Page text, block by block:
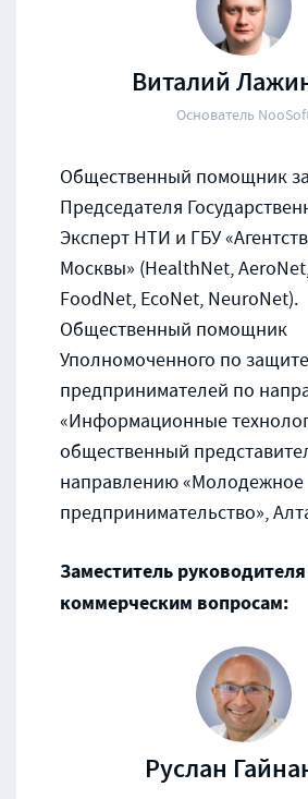
Виталий
Основатель
Общественный помощник
Председателя
Эксперт НТИ и ГБУ
Москвы» (HealthNet,
FoodNet, EcoNet, NeuroNet).
Общественный помощник
Уполномоченного по
предпринимателей по
«Информационные
общественный
направлению «Молодежное
предпринимательство»,
Заместитель
коммерческим вопросам:
Руслан